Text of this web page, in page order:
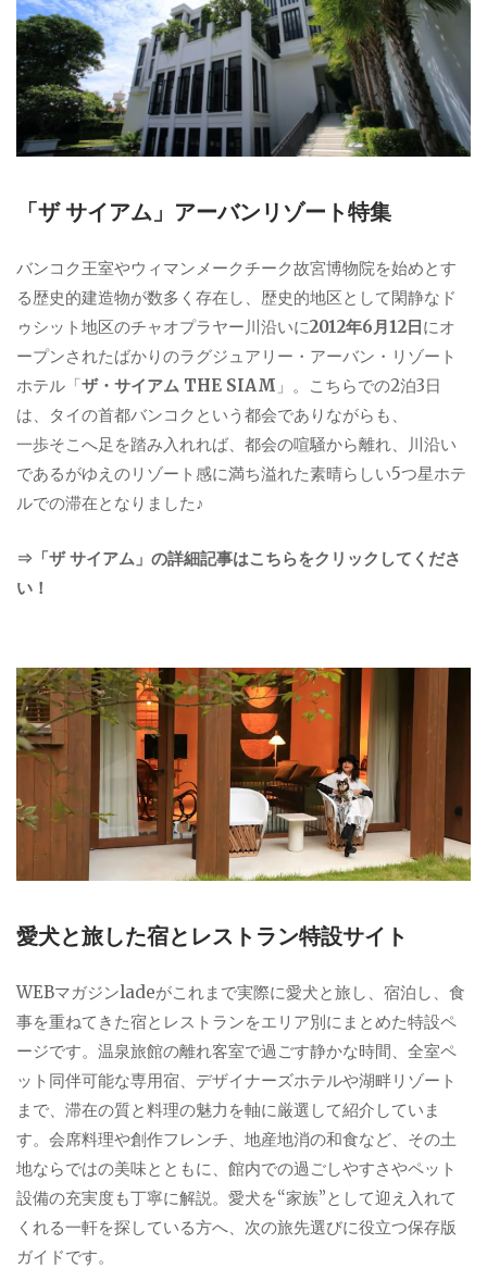
「ザ サイアム」アーバンリゾート特集
バンコク王室やウィマンメークチーク故宮博物院を始めとす
る歴史的建造物が数多く存在し、歴史的地区として閑静なド
ゥシット地区のチャオプラヤー川沿いに2012年6月12日にオ
ープンされたばかりのラグジュアリー・アーバン・リゾート
ホテル「ザ・サイアム THE SIAM 」。こちらでの2泊3日
は、タイの首都バンコクという都会でありながらも、
一歩そこへ足を踏み入れれば、都会の喧騒から離れ、川沿い
であるがゆえのリゾート感に満ち溢れた素晴らしい5つ星ホテ
ルでの滞在となりました♪
⇒「ザ サイアム」の詳細記事はこちらをクリックしてくださ
い！
愛犬と旅した宿とレストラン特設サイト
WEBマガジンladeがこれまで実際に愛犬と旅し、宿泊し、食
事を重ねてきた宿とレストランをエリア別にまとめた特設ペ
ージです。温泉旅館の離れ客室で過ごす静かな時間、全室ペ
ット同伴可能な専用宿、デザイナーズホテルや湖畔リゾート
まで、滞在の質と料理の魅力を軸に厳選して紹介していま
す。会席料理や創作フレンチ、地産地消の和食など、その土
地ならではの美味とともに、館内での過ごしやすさやペット
設備の充実度も丁寧に解説。愛犬を“家族”として迎え入れて
くれる一軒を探している方へ、次の旅先選びに役立つ保存版
ガイドです。